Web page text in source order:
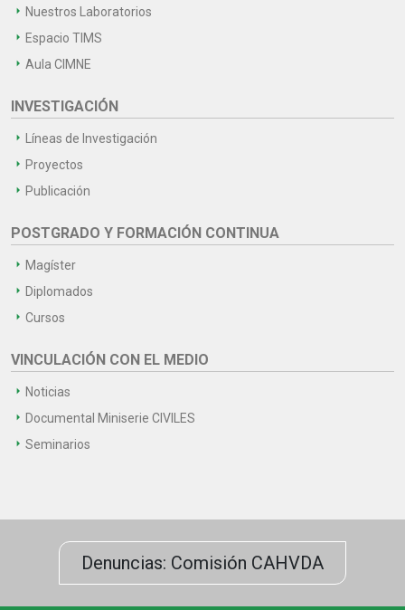
Nuestros Laboratorios
Espacio TIMS
Aula CIMNE
INVESTIGACIÓN
Líneas de Investigación
Proyectos
Publicación
POSTGRADO Y FORMACIÓN CONTINUA
Magíster
Diplomados
Cursos
VINCULACIÓN CON EL MEDIO
Noticias
Documental Miniserie CIVILES
Seminarios
Denuncias: Comisión CAHVDA